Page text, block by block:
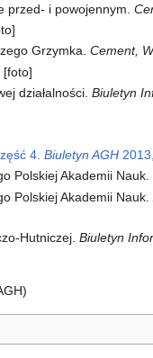
przed- i powojennym.
Grzymka.Cement,
[foto]
działalności.Biuletyn
4.Biuletyn AGH
Polskiej Akademii Nauk.
Polskiej Akademii Nauk.
Hutniczej.Biuletyn